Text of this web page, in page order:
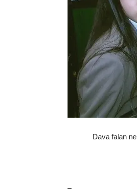
Dava falan
–